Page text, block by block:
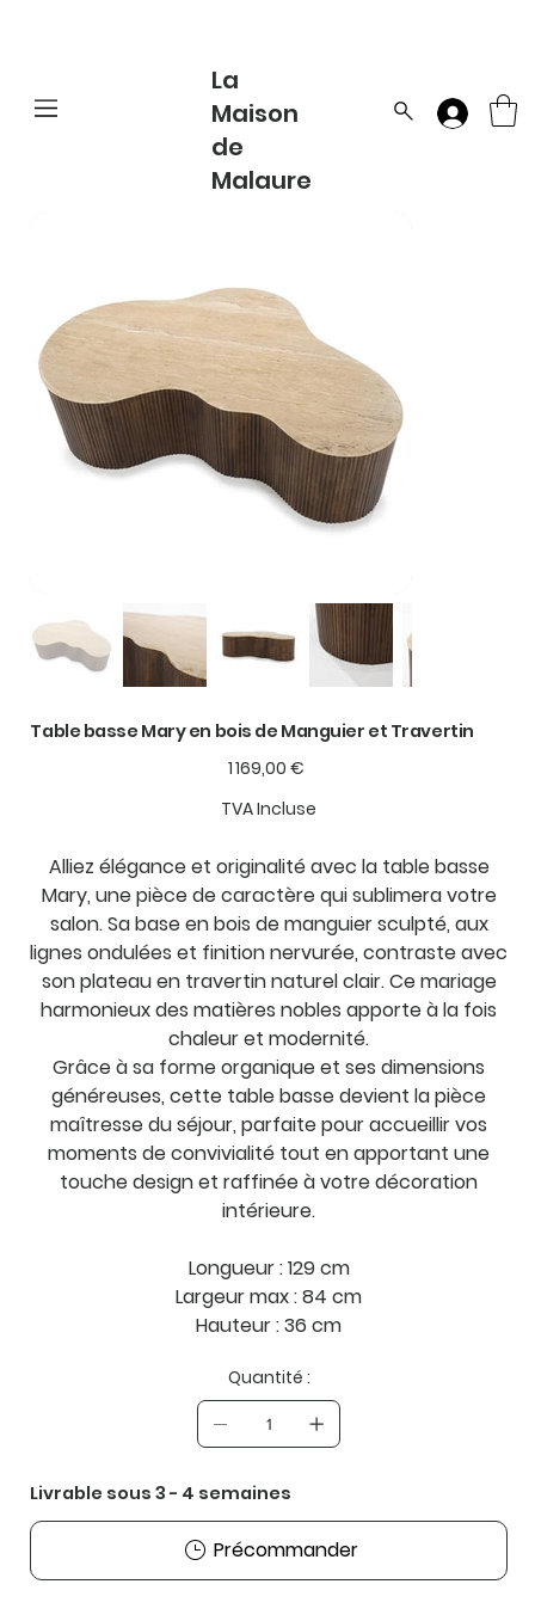
La
Maison
de
Malaure
Table basse Mary en bois de Manguier et Travertin
Prix
1 169,00 €
TVA Incluse
Alliez élégance et originalité avec la table basse
Mary, une pièce de caractère qui sublimera votre
salon. Sa base en bois de manguier sculpté, aux
lignes ondulées et finition nervurée, contraste avec
son plateau en travertin naturel clair. Ce mariage
harmonieux des matières nobles apporte à la fois
chaleur et modernité.
Grâce à sa forme organique et ses dimensions
généreuses, cette table basse devient la pièce
maîtresse du séjour, parfaite pour accueillir vos
moments de convivialité tout en apportant une
touche design et raffinée à votre décoration
intérieure.
Longueur : 129 cm
Largeur max : 84 cm
Hauteur : 36 cm
Quantité :
Livrable sous 3 - 4 semaines
Précommander